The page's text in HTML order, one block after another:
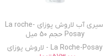
اسپری آب لاروش پوزای La roche-
Posay حجم 50 میل
La Roche-Posay - لاروش پوزای